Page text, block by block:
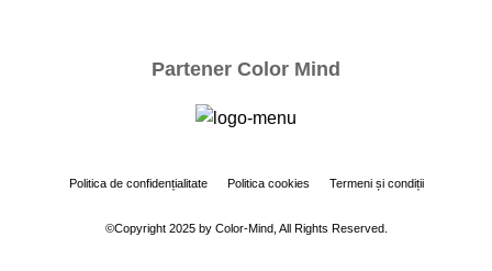
Partener Color Mind
Politicade confidențialitate Politica cookies Termeni și condiții
©Copyright 2025 by Color-Mind, All Rights Reserved.